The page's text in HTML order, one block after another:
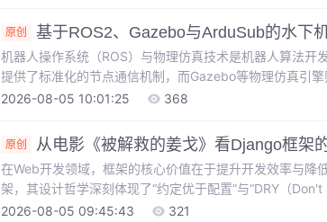
验、聚焦代码质量与最佳实践的教程筛选清单至关重要。
原创 基于ROS2、Gazebo与ArduSub的水下
机器人操作系统（ROS）与物理仿真技术是机器人算法开
提供了标准化的节点通信机制，而Gazebo等物理仿真引
组合的工程价值在于，它允许开发者在虚拟环境中低成本
真，能够构建从传感器模拟、控制逻辑到任务执行的完整
2026-08-05 10:01:25 368
原创 从电影《被解救的姜戈》看Django框架
在Web开发领域，框架的核心价值在于提升开发效率与
架，其设计哲学深刻体现了“约定优于配置”与“DRY（
射）、自动化Admin后台、内置认证系统等“开箱即用”的
2026-08-05 09:45:43 321